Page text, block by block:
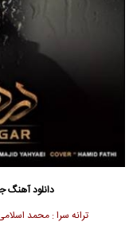
دانلود آهنگ
ترانه سرا : محمد